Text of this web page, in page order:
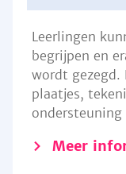
Leerlingen
begrijpen en
wordt gezegd.
plaatjes,
ondersteuning
Meer